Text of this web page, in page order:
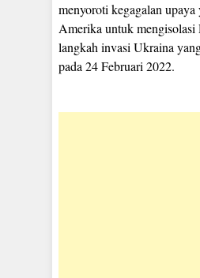
menyoroti kegagalan
Amerika untuk mengisolasi
langkah invasi Ukraina
pada 24 Februari 2022.